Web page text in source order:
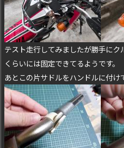
テスト走行してみましたが勝手にク
くらいには固定できてるようです。
あとこの片サドルをハンドルに付け